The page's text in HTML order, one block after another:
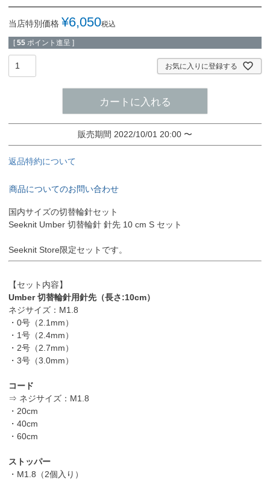
当店特別価格 ¥6,050税込
[ 55 ポイント進呈 ]
お気に入りに登録する
カートに入れる
販売期間 2022/10/01 20:00 〜
返品特約について
商品についてのお問い合わせ
国内サイズの切替輪針セット
Seeknit Umber 切替輪針 針先 10 cm S セット
Seeknit Store限定セットです。
【セット内容】
Umber 切替輪針用針先（長さ:10cm）
ネジサイズ：M1.8
・0号（2.1mm）
・1号（2.4mm）
・2号（2.7mm）
・3号（3.0mm）
コード
⇒ ネジサイズ：M1.8
・20cm
・40cm
・60cm
ストッパー
・M1.8（2個入り）